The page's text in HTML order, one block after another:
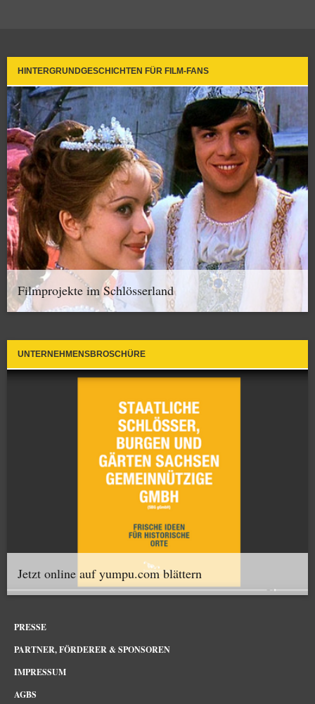
HINTERGRUNDGESCHICHTEN FÜR FILM-FANS
Filmprojekte im Schlösserland
UNTERNEHMENSBROSCHÜRE
Jetzt online auf yumpu.com blättern
PRESSE
PARTNER, FÖRDERER & SPONSOREN
IMPRESSUM
AGBS